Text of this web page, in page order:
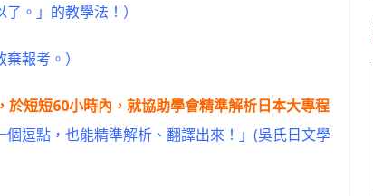
。」的教學法！）
棄報考。）
短短60小時內，就協助學會精準解析日本大專程
個逗點，也能精準解析、翻譯出來！」(吳氏日文學